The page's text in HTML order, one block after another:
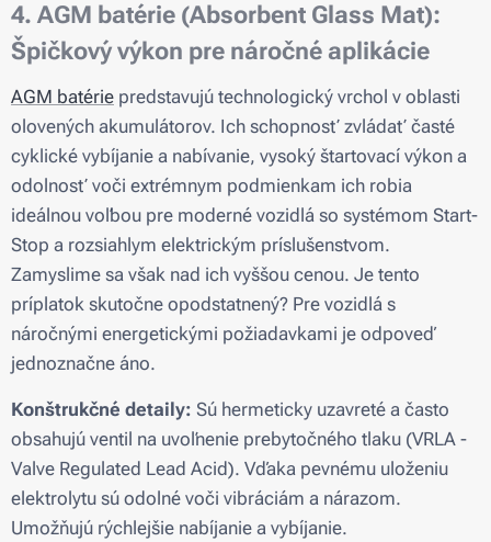
4. AGM batérie (Absorbent Glass Mat):
Špičkový výkon pre náročné aplikácie
AGM batérie predstavujú technologický vrchol v oblasti
olovených akumulátorov. Ich schopnosť zvládať časté
cyklické vybíjanie a nabívanie, vysoký štartovací výkon a
odolnosť voči extrémnym podmienkam ich robia
ideálnou voľbou pre moderné vozidlá so systémom Start-
Stop a rozsiahlym elektrickým príslušenstvom.
Zamyslime sa však nad ich vyššou cenou. Je tento
príplatok skutočne opodstatnený? Pre vozidlá s
náročnými energetickými požiadavkami je odpoveď
jednoznačne áno.
Konštrukčné detaily: Sú hermeticky uzavreté a často
obsahujú ventil na uvoľnenie prebytočného tlaku (VRLA -
Valve Regulated Lead Acid). Vďaka pevnému uloženiu
elektrolytu sú odolné voči vibráciám a nárazom.
Umožňujú rýchlejšie nabíjanie a vybíjanie.